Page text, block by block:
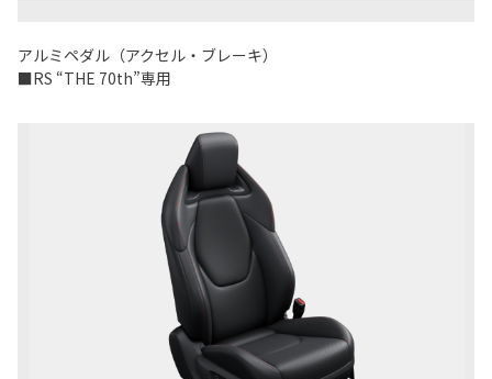
アルミペダル（アクセル・ブレーキ）
■RS “THE 70th”専用